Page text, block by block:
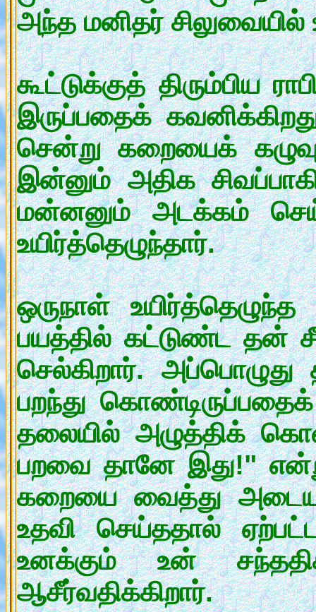
அந்த மனிதர் சிலுவையில்
கூட்டுக்குத் திரும்பிய
இருப்பதைக்
சென்று கறையைக்
இன்னும் அதிக
மன்னனும் அடக்கம்
உயிர்த்தெழுந்தார்.
ஒருநாள்
பயத்தில் கட்டுண்ட தன்
செல்கிறார்.
பறந்து
தலையில் அழுத்திக்
பறவை தானே இது!"
கறையை வைத்து
உதவி செய்ததால்
உனக்கும் உன்
ஆசீர்வதிக்கிறார்.